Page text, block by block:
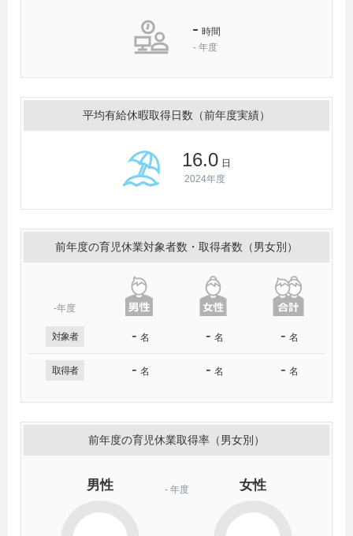
- 時間
- 年度
平均有給休暇取得日数（前年度実績）
16.0 日
2024年度
前年度の育児休業対象者数・取得者数（男女別）
-年度
対象者 - 名 - 名 - 名
取得者 - 名 - 名 - 名
前年度の育児休業取得率（男女別）
- 年度
男性 女性